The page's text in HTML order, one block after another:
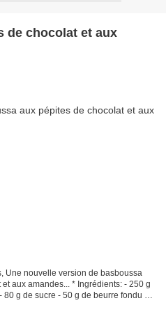
de chocolat et aux
Une nouvelle version de basboussa
aux amandes... * Ingrédients: - 250 g
g de sucre - 50 g de beurre fondu -